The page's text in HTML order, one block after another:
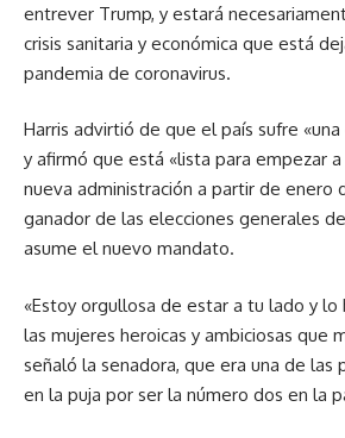
entrever Trump, y estará
crisis sanitaria y económica que está
pandemia de coronavirus.
Harris advirtió de que el país sufre
y afirmó que está «lista para empezar a
nueva administración a partir de enero
ganador de las elecciones generales
asume el nuevo mandato.
«Estoy orgullosa de estar a tu lado y lo
las mujeres heroicas y ambiciosas que
señaló la senadora, que era una de las
en la puja por ser la número dos en la